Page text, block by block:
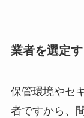
業者を選定
保管環境やセ
者ですから、